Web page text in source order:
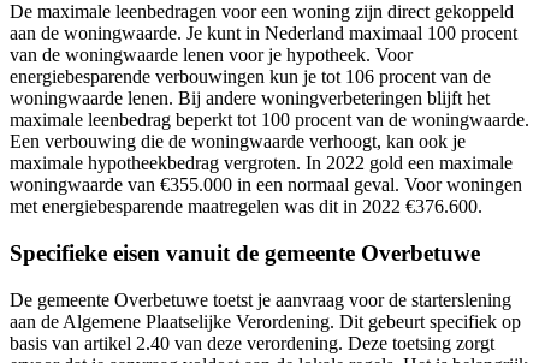
De maximale leenbedragen voor een woning zijn direct gekoppeld
aan de woningwaarde. Je kunt in Nederland maximaal 100 procent
van de woningwaarde lenen voor je hypotheek. Voor
energiebesparende verbouwingen kun je tot 106 procent van de
woningwaarde lenen. Bij andere woningverbeteringen blijft het
maximale leenbedrag beperkt tot 100 procent van de woningwaarde.
Een verbouwing die de woningwaarde verhoogt, kan ook je
maximale hypotheekbedrag vergroten. In 2022 gold een maximale
woningwaarde van €355.000 in een normaal geval. Voor woningen
met energiebesparende maatregelen was dit in 2022 €376.600.
Specifieke eisen vanuit de gemeente Overbetuwe
De gemeente Overbetuwe toetst je aanvraag voor de starterslening
aan de Algemene Plaatselijke Verordening. Dit gebeurt specifiek op
basis van artikel 2.40 van deze verordening. Deze toetsing zorgt